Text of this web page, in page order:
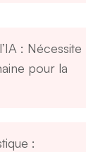
: Nécessite
pour la
: